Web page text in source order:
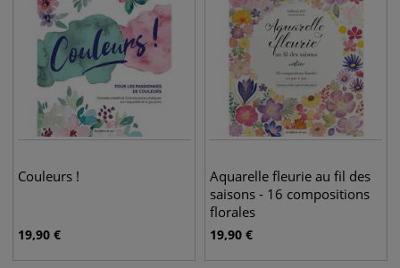
Couleurs !
19,90 €
Aquarelle fleurie au fil des
saisons - 16 compositions
florales
19,90 €